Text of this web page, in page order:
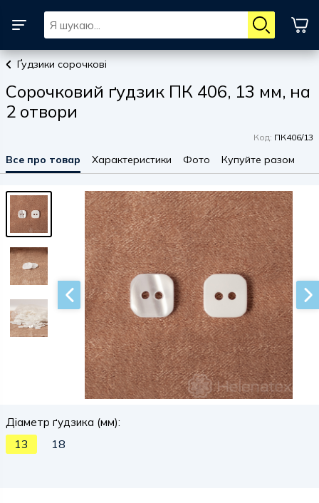
Ґудзики сорочкові
Сорочковий ґудзик ПК 406, 13 мм, на
2 отвори
Код: ПК406/13
Все про товар Характеристики Фото Купуйте разом
Діаметр ґудзика (мм):
13 18